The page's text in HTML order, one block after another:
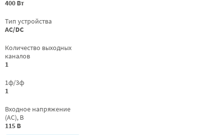
400 Вт
Тип устройства
AC/DC
Количество выходных
каналов
1
1ф/3ф
1
Входное напряжение
(AC), В
115 В